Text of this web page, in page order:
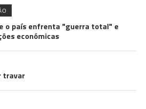
o país enfrenta "guerra total" e
económicas
travar